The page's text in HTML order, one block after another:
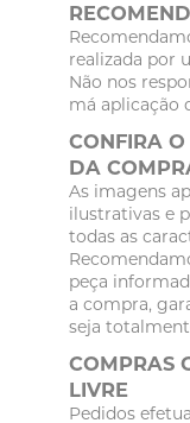
realizada por
Não nos
má aplicação
CONFIRA
DA
As imagens
ilustrativas e
todas as
peça
a compra,
seja
COMPRAS
LIVRE
Pedidos